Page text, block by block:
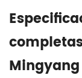
Mingyang